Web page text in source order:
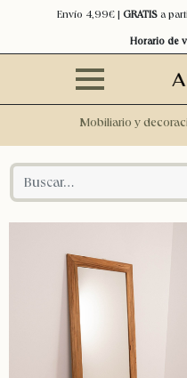
Envío 4,99€ | GRATISa
Horario de
Mobiliario y